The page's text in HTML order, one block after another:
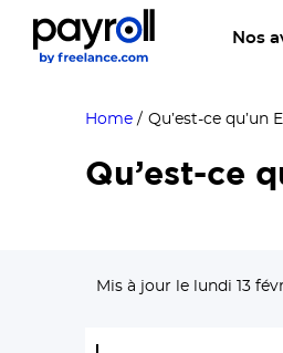
Nos
Home / Qu’est-ce qu’un
Qu’est-ce
Mis à jour le lundi 13